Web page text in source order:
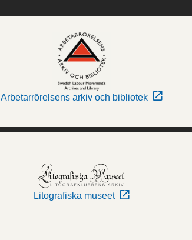
Arbetarrörelsens arkiv och bibliotek
Litografiska museet